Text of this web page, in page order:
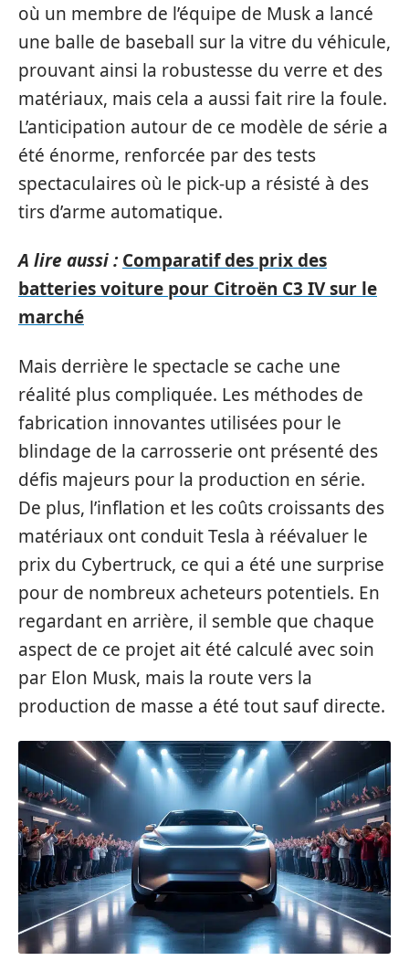
où un membre de l’équipe de Musk a lancé
une balle de baseball sur la vitre du véhicule,
prouvant ainsi la robustesse du verre et des
matériaux, mais cela a aussi fait rire la foule.
L’anticipation autour de ce modèle de série a
été énorme, renforcée par des tests
spectaculaires où le pick-up a résisté à des
tirs d’arme automatique.
A lire aussi : Comparatif des prix des
batteries voiture pour Citroën C3 IV sur le
marché
Mais derrière le spectacle se cache une
réalité plus compliquée. Les méthodes de
fabrication innovantes utilisées pour le
blindage de la carrosserie ont présenté des
défis majeurs pour la production en série.
De plus, l’inflation et les coûts croissants des
matériaux ont conduit Tesla à réévaluer le
prix du Cybertruck, ce qui a été une surprise
pour de nombreux acheteurs potentiels. En
regardant en arrière, il semble que chaque
aspect de ce projet ait été calculé avec soin
par Elon Musk, mais la route vers la
production de masse a été tout sauf directe.